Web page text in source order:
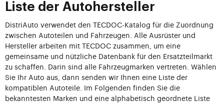
Liste der Autohersteller
DistriAuto verwendet den TECDOC-Katalog für die Zuordnung
zwischen Autoteilen und Fahrzeugen. Alle Ausrüster und
Hersteller arbeiten mit TECDOC zusammen, um eine
gemeinsame und nützliche Datenbank für den Ersatzteilmarkt
zu schaffen. Darin sind alle Fahrzeugmarken vertreten. Wählen
Sie Ihr Auto aus, dann senden wir Ihnen eine Liste der
kompatiblen Autoteile. Im Folgenden finden Sie die
bekanntesten Marken und eine alphabetisch geordnete Liste